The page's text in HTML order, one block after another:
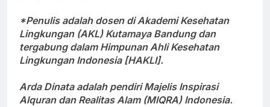
*Penulis adalah dosen di Akademi Kesehatan
Lingkungan (AKL) Kutamaya Bandung dan
tergabung dalam Himpunan Ahli Kesehatan
Lingkungan Indonesia [HAKLI].
Arda Dinata adalah pendiri Majelis Inspirasi
Alquran dan Realitas Alam (MIQRA) Indonesia.